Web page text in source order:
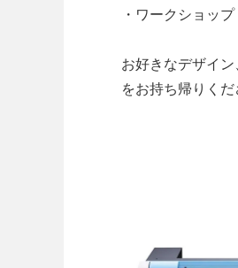
・ワークショッ
お好きなデザイ
をお持ち帰りくだ